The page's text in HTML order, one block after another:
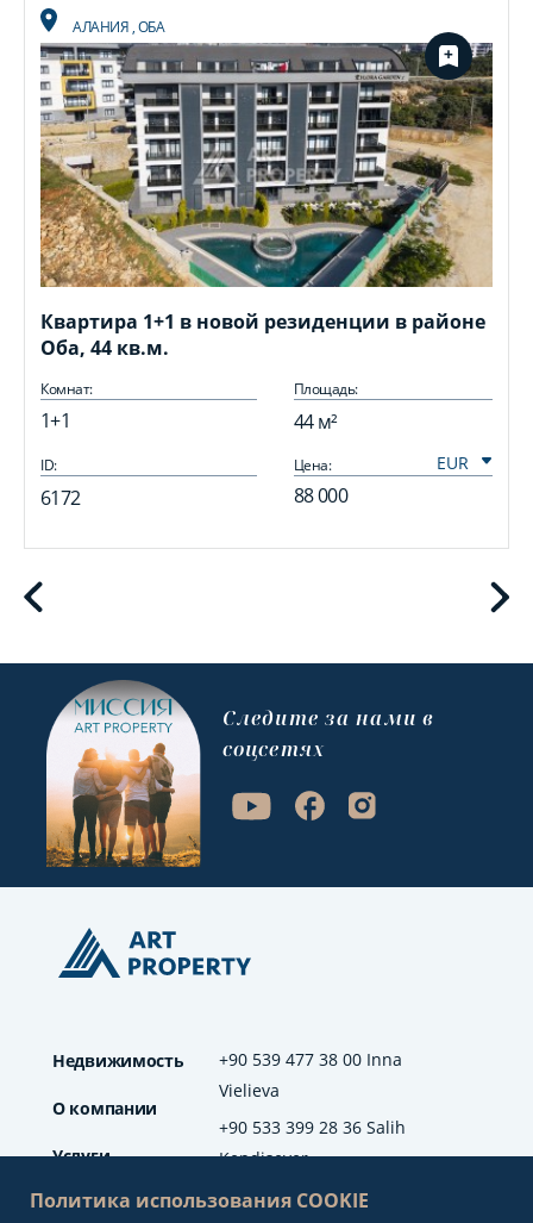
АЛАНИЯ,ОБА
Квартира 1+1 в новой резиденции в районе
Оба, 44 кв.м.
Комнат:
1+1
Площадь:
44 м²
ID:
6172
Цена:
88 000
+90 539 477 38 00 Inna
Vielieva
+90 533 399 28 36 Salih
Kendisever
Недвижимость
О компании
Услуги
Отзывы
Cледите за нами в
соцсетях
Политика использования COOKIE